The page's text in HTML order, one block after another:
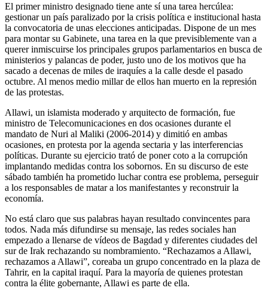
El primer ministro designado tiene ante sí una tarea hercúlea:
gestionar un país paralizado por la crisis política e institucional hasta
la convocatoria de unas elecciones anticipadas. Dispone de un mes
para montar su Gabinete, una tarea en la que previsiblemente van a
querer inmiscuirse los principales grupos parlamentarios en busca de
ministerios y palancas de poder, justo uno de los motivos que ha
sacado a decenas de miles de iraquíes a la calle desde el pasado
octubre. Al menos medio millar de ellos han muerto en la represión
de las protestas.
Allawi, un islamista moderado y arquitecto de formación, fue
ministro de Telecomunicaciones en dos ocasiones durante el
mandato de Nuri al Maliki (2006-2014) y dimitió en ambas
ocasiones, en protesta por la agenda sectaria y las interferencias
políticas. Durante su ejercicio trató de poner coto a la corrupción
implantando medidas contra los sobornos. En su discurso de este
sábado también ha prometido luchar contra ese problema, perseguir
a los responsables de matar a los manifestantes y reconstruir la
economía.
No está claro que sus palabras hayan resultado convincentes para
todos. Nada más difundirse su mensaje, las redes sociales han
empezado a llenarse de vídeos de Bagdad y diferentes ciudades del
sur de Irak rechazando su nombramiento. “Rechazamos a Allawi,
rechazamos a Allawi”, coreaba un grupo concentrado en la plaza de
Tahrir, en la capital iraquí. Para la mayoría de quienes protestan
contra la élite gobernante, Allawi es parte de ella.